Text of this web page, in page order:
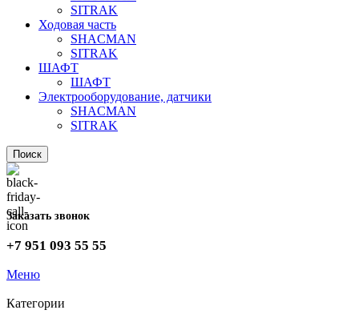
SITRAK
Ходовая часть
SHACMAN
SITRAK
ШАФТ
ШАФТ
Электрооборудование, датчики
SHACMAN
SITRAK
Поиск
Заказать звонок
+7 951 093 55 55
Меню
Категории